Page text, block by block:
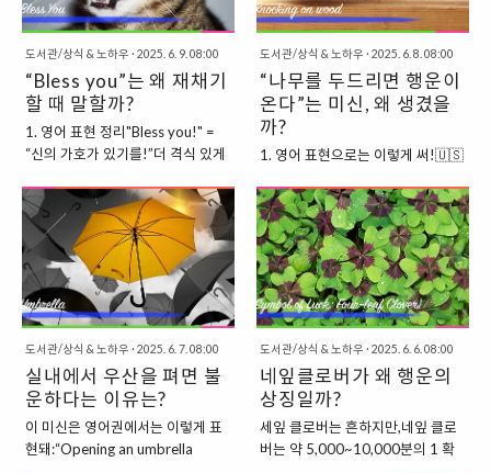
체 왜 이렇게까지 거울을 두려워했
을까? 🪞 1. 왜 거울이 깨지면 불운
하다고 믿었을까?📜 고대의 믿음고
대 그리스와 로마에서는 거울에 사
람의 영혼이 담긴다고 여겼어.그래
서 거울이 깨진다는 건 영혼이 상처
를 입는 것,혹은 자신의 운명을 깨뜨
리는 일로 여겨졌지.즉, 단순한 유리
조각이 아니라운명과 영혼이 맺는
신비한 연결고리로 본 거야.⏳ 2. 왜
‘7년’ 동안 불운이 계속된다고 할
까?로마인들은 인간의 삶은 7년을
주기로 변화한다고 믿었어.즉..
여겨져.근데 가만 보면 신기하지 않
아?숫자는 그저 개념일 뿐인데,왜 7
만 특별히 사랑받고, “행운의 숫
자”로까지 불리게 됐을까?이번엔
그 이유를 파헤쳐보자. 🧙‍♂️ 1. 고대
부터 특별했던 숫자 77은 인류 역사
에서 아주 오랫동안 신비로운 숫자
로 여겨졌어.고대 바빌로니아에서
는 태양, 달, 그리고 다섯 개의 ‘눈에
보이는 행성’—총 7개의 천체가 하
늘을 다스린다고 믿었고,이 믿음이
오늘날 일주일 7일제의 기원이 되
기도 ..
도서관/상식 & 노하우 · 2025. 6. 9. 08:00
“Bless you”는 왜 재채기
할 때 말할까?
1. 영어 표현 정리"Bless you!" =
“신의 가호가 있기를!”더 격식 있게
실상 같은 의미야)이 표현은 영어권
사람들에게 하품보다 더 자연스럽
게 나오는 반응이야.심지어 요즘은
온라인으로 재채기 얘기만 해도누
가 댓글로 "Bless you!" 달아줄 정
도니까 😂 2. 기원 ❶ – 죽음을 피하
기 위한 보호 주문가장 유명한 유래
는 바로 중세 유럽의 흑사병 시대
(Plague) 에서 비롯된 것이야.6세기
경, 교황 그레고리 1세(Pope
Gregory I) 는흑사병이 퍼질 때 재
채기는 죽음의 전조라고 믿었어.그
당시 사람들은 이렇게 생각했지:“재
도서관/상식 & 노하우 · 2025. 6. 8. 08:00
“나무를 두드리면 행운이
온다”는 미신, 왜 생겼을
까?
1. 영어 표현으로는 이렇게 써!🇺🇸
식: Touch wood예문으로 보면 이
런 식이야:"I’ve never broken a
bone before — knock on
wood!"(나 뼈 한 번도 안 부러져봤
어 — 나무나 두드려야겠다!) 즉, 좋
은 일이 계속되기를 바랄 때 혹은불
행한 일이 생기지 않길 기원할 때 쓰
는 표현이지. 2. 기원 ❶ – 고대 켈트
족과 자연신 숭배이 미신의 가장 유
력한 기원 중 하나는 고대 켈트족
(Celts) 의 믿음에서 시작돼.켈트족
은 나무에 영혼이나 신이 깃들어 있
다고 믿었어.특히 떡갈나무, 너도밤
도서관/상식 & 노하우 · 2025. 6. 7. 08:00
실내에서 우산을 펴면 불
운하다는 이유는?
이 미신은 영어권에서는 이렇게 표
현돼:“Opening an umbrella
도서관/상식 & 노하우 · 2025. 6. 6. 08:00
네잎클로버가 왜 행운의
상징일까?
세잎 클로버는 흔하지만,네잎 클로
버는 약 5,000~10,000분의 1 확